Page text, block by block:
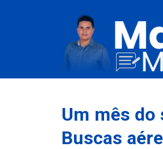
Um mês do
Buscas